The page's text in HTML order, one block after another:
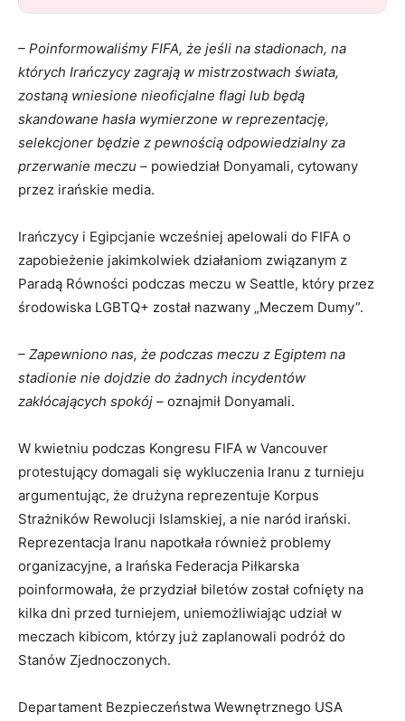
– Poinformowaliśmy FIFA, że jeśli na stadionach, na
których Irańczycy zagrają w mistrzostwach świata,
zostaną wniesione nieoficjalne flagi lub będą
skandowane hasła wymierzone w reprezentację,
selekcjoner będzie z pewnością odpowiedzialny za
przerwanie meczu – powiedział Donyamali, cytowany
przez irańskie media.
Irańczycy i Egipcjanie wcześniej apelowali do FIFA o
zapobieżenie jakimkolwiek działaniom związanym z
Paradą Równości podczas meczu w Seattle, który przez
środowiska LGBTQ+ został nazwany „Meczem Dumy”.
– Zapewniono nas, że podczas meczu z Egiptem na
stadionie nie dojdzie do żadnych incydentów
zakłócających spokój – oznajmił Donyamali.
W kwietniu podczas Kongresu FIFA w Vancouver
protestujący domagali się wykluczenia Iranu z turnieju
argumentując, że drużyna reprezentuje Korpus
Strażników Rewolucji Islamskiej, a nie naród irański.
Reprezentacja Iranu napotkała również problemy
organizacyjne, a Irańska Federacja Piłkarska
poinformowała, że przydział biletów został cofnięty na
kilka dni przed turniejem, uniemożliwiając udział w
meczach kibicom, którzy już zaplanowali podróż do
Stanów Zjednoczonych.
Departament Bezpieczeństwa Wewnętrznego USA